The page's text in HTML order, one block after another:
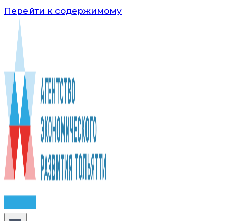
Перейти к содержимому